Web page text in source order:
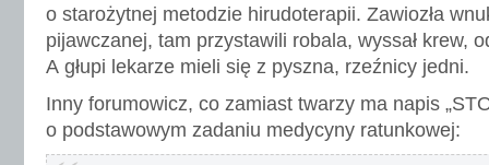
o starożytnej metodzie hirudoterapii. Zawiozła
pijawczanej, tam przystawili robala, wyssał krew,
A głupi lekarze mieli się z pyszna, rzeźnicy jedni.
Inny forumowicz, co zamiast twarzy ma napis
o podstawowym zadaniu medycyny ratunkowej: